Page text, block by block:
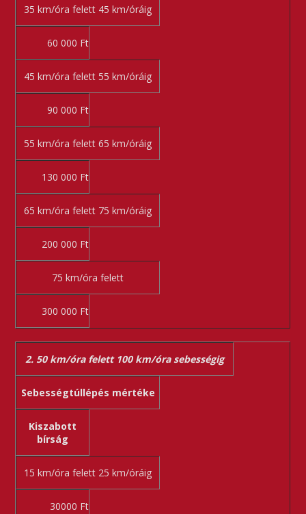
35 km/óra felett 45 km/óráig
60 000 Ft
45 km/óra felett 55 km/óráig
90 000 Ft
55 km/óra felett 65 km/óráig
130 000 Ft
65 km/óra felett 75 km/óráig
200 000 Ft
75 km/óra felett
300 000 Ft
2. 50 km/óra felett 100 km/óra sebességig
Sebességtúllépés mértéke
Kiszabott
bírság
15 km/óra felett 25 km/óráig
30000 Ft